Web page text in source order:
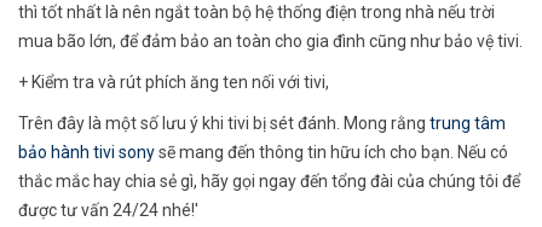
thì tốt nhất là nên ngắt toàn bộ hệ thống điện trong nhà nếu trời
mua bão lớn, để đảm bảo an toàn cho gia đình cũng như bảo vệ tivi.
+ Kiểm tra và rút phích ăng ten nối với tivi,
Trên đây là một số lưu ý khi tivi bị sét đánh. Mong rằng trung tâm
bảo hành tivi sonysẽ mang đến thông tin hữu ích cho bạn. Nếu có
thắc mắc hay chia sẻ gì, hãy gọi ngay đến tổng đài của chúng tôi để
được tư vấn 24/24 nhé!'